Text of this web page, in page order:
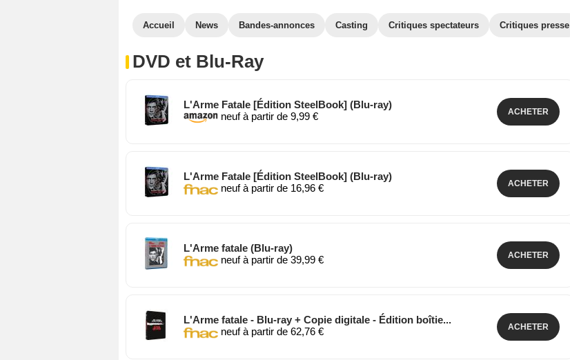
Accueil News Bandes-annonces Casting Critiques spectateurs Critiques presse
DVD et Blu-Ray
L'Arme Fatale [Édition SteelBook] (Blu-ray)
neuf à partir de 9,99 €
ACHETER
L'Arme Fatale [Édition SteelBook] (Blu-ray)
neuf à partir de 16,96 €
ACHETER
L'Arme fatale (Blu-ray)
neuf à partir de 39,99 €
ACHETER
L'Arme fatale - Blu-ray + Copie digitale - Édition boîtie...
neuf à partir de 62,76 €
ACHETER